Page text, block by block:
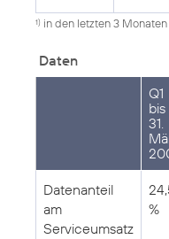
1) in den letzten 3
Daten
Q1
bis
31.
Datenanteil
am
Serviceumsatz
%